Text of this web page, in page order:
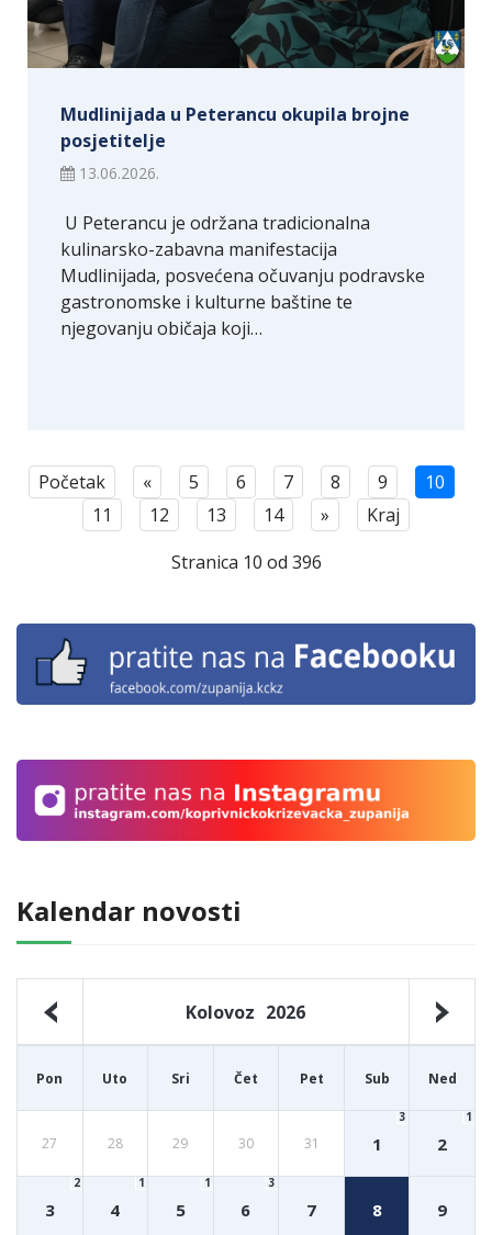
Kalendar novosti
Kolovoz 2026
Pon Uto Sri Čet Pet Sub Ned
27 28 29 30 31 1
3
2
1
3
2
4
1
5
1
6
3
7 8 9
Mudlinijada u Peterancu okupila brojne
posjetitelje
13.06.2026.
​ U Peterancu je održana tradicionalna
kulinarsko-zabavna manifestacija
Mudlinijada, posvećena očuvanju podravske
gastronomske i kulturne baštine te
njegovanju običaja koji…
Početak « 5 6 7 8 9
10
11
12 13 14 »
Kraj
Stranica 10 od 396